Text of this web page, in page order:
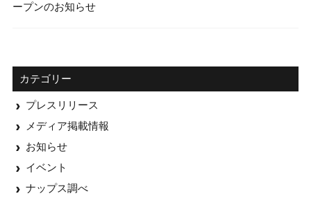
ープンのお知らせ
カテゴリー
プレスリリース
メディア掲載情報
お知らせ
イベント
ナップス調べ